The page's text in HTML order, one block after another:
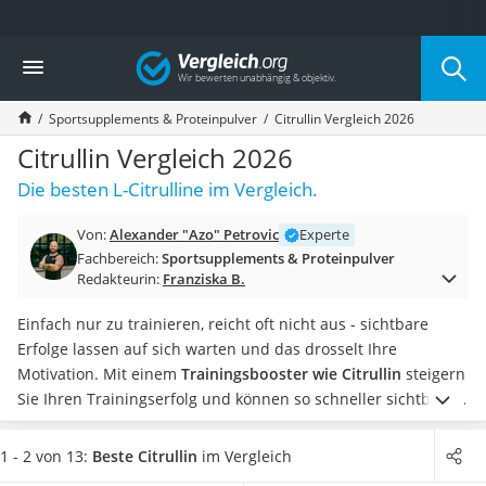
Die beliebtesten Vergleiche nach Kategorie
Drogerie
Inhalator
Haarschneider
Rollator
Braun Rasierer
Katzenklappe (Chip)
Masturbator
Massagepistole
Reisehaartrockner
Eiweißpulver
Magnesiumpräparat
Katzenklappe
Nackenmassagegerät
Zeckenschutz Katze
Vergleich
Sportsupplements & Proteinpulver Citrullin Vergleich 2026
Citrullin Vergleich 2026
Die besten L-Citrulline im Vergleich.
Von:Alexander "Azo" Petrovic
Experte
Fachbereich:Sportsupplements & Proteinpulver
Redakteurin: Franziska B.
Einfach nur zu trainieren, reicht oft nicht aus - sichtbare
Erfolge lassen auf sich warten und das drosselt Ihre
Motivation. Mit einem Trainingsbooster wie Citrullin steigern
Sie Ihren Trainingserfolg und können so schneller sichtbare
Unterschiede erkennen. Diverse Tests im Internet machen
auf den Unterschied von reinem Citrullin und Citrullin-Malat
1 - 2 von 13: Beste Citrullin im Vergleich